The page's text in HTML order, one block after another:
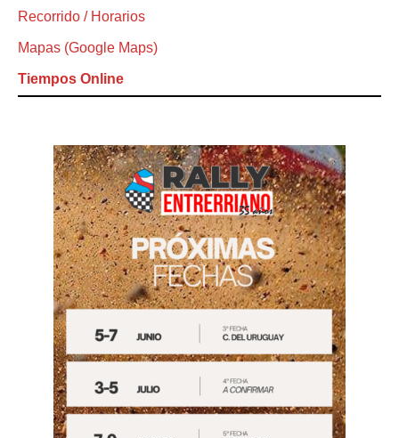
Recorrido / Horarios
Mapas (Google Maps)
Tiempos Online